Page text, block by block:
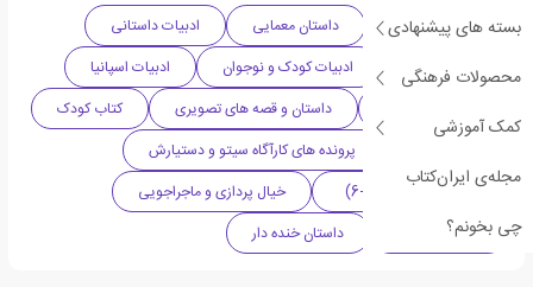
بسته های پیشنهادی
محصولات فرهنگی
کمک آموزشی
مجله‌ی ایران‌کتاب
چی بخونم؟
داستان ماجرایی داستان معمایی
ادبیات داستانی
ادبیات معاصر
ادبیات کودک و نوجوان
ادبیات اسپانیا
داستان و قصه های تصویری
کتاب کودک
پرونده های کارآگاه سیتو و دستیارش
خردسال (۶-۸ سال | +6)
خیال پردازی و ماجراجویی
داستان کودکانه
داستان خنده دار